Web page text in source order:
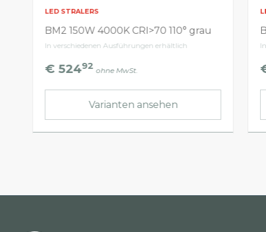
LED STRALERS
BM2 150W 4000K CRI>70 110° grau
In verschiedenen Ausführungen erhältlich
€ 52492 ohne MwSt.
Varianten ansehen